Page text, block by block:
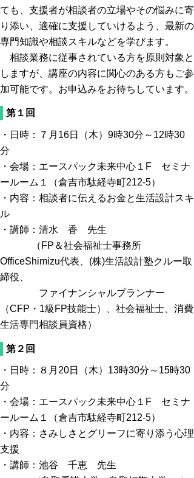
ても、支援者が相談者の立場やその悩みに寄
り添い、適確に支援していけるよう、最新の
専門知識や相談スキルなどを学びます。
相談業務に従事されている方を原則対象と
しますが、講座の内容に関心のある方もご参
加可能です。お申込みをお待ちしています。
第１回
・日時：７月16日（木）9時30分～12時30
分
・会場：エースパック未来中心１F セミナ
ールーム１（倉吉市駄経寺町212-5）
・内容：相談者に伝えるお金と生活設計スキ
ル
・講師：清水 香 先生
（FP＆社会福祉士事務所
OfficeShimizu代表、(株)生活設計塾クルー取
締役、
ファイナンシャルプランナー
（CFP・1級FP技能士）、社会福祉士、消費
生活専門相談員資格）
第２回
・日時：８月20日（木）13時30分～15時30
分
・会場：エースパック未来中心１F セミナ
ールーム１（倉吉市駄経寺町212-5）
・内容：さみしさとグリーフに寄り添う心理
支援
・講師：池谷 千恵 先生